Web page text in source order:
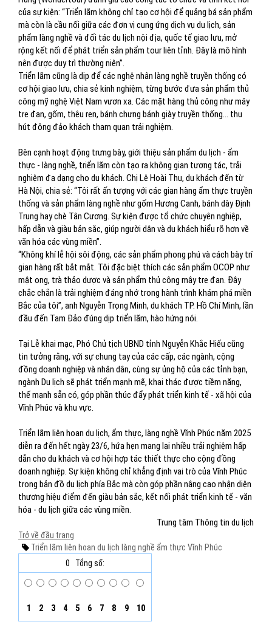
của sự kiện: “Triển lãm không chỉ tạo cơ hội để quảng bá sản phẩm
mà còn là cầu nối giữa các đơn vị cung ứng dịch vụ du lịch, sản
phẩm làng nghề và đối tác du lịch nội địa, quốc tế giao lưu, mở
rộng kết nối để phát triển sản phẩm tour liên tỉnh. Đây là mô hình
nên được duy trì thường niên”.
Triển lãm cũng là dịp để các nghệ nhân làng nghề truyền thống có
cơ hội giao lưu, chia sẻ kinh nghiệm, từng bước đưa sản phẩm thủ
công mỹ nghệ Việt Nam vươn xa. Các mặt hàng thủ công như mây
tre đan, gốm, thêu ren, bánh chưng bánh giày truyền thống… thu
hút đông đảo khách tham quan trải nghiệm.
Bên cạnh hoạt động trưng bày, giới thiệu sản phẩm du lịch - ẩm
thực - làng nghề, triển lãm còn tạo ra không gian tương tác, trải
nghiệm đa dạng cho du khách. Chị Lê Hoài Thu, du khách đến từ
Hà Nội, chia sẻ: “Tôi rất ấn tượng với các gian hàng ẩm thực truyền
thống và sản phẩm làng nghề như gốm Hương Canh, bánh dày Định
Trung hay chè Tân Cương. Sự kiện được tổ chức chuyên nghiệp,
hấp dẫn và giàu bản sắc, giúp người dân và du khách hiểu rõ hơn về
văn hóa các vùng miền”.
“Không khí lễ hội sôi động, các sản phẩm phong phú và cách bày trí
gian hàng rất bắt mắt. Tôi đặc biệt thích các sản phẩm OCOP như
mật ong, trà thảo dược và sản phẩm thủ công mây tre đan. Đây
chắc chắn là trải nghiệm đáng nhớ trong hành trình khám phá miền
Bắc của tôi”, anh Nguyễn Trọng Minh, du khách TP. Hồ Chí Minh, lần
đầu đến Tam Đảo đúng dịp triển lãm, hào hứng nói.
Tại Lễ khai mạc, Phó Chủ tịch UBND tỉnh Nguyễn Khắc Hiếu cũng
tin tưởng rằng, với sự chung tay của các cấp, các ngành, cộng
đồng doanh nghiệp và nhân dân, cùng sự ủng hộ của các tỉnh bạn,
ngành Du lịch sẽ phát triển mạnh mẽ, khai thác được tiềm năng,
thế mạnh sẵn có, góp phần thúc đẩy phát triển kinh tế - xã hội của
Vĩnh Phúc và khu vực.
Triển lãm liên hoan du lịch, ẩm thực, làng nghề Vĩnh Phúc năm 2025
diễn ra đến hết ngày 23/6, hứa hẹn mang lại nhiều trải nghiệm hấp
dẫn cho du khách và cơ hội hợp tác thiết thực cho cộng đồng
doanh nghiệp. Sự kiện không chỉ khẳng định vai trò của Vĩnh Phúc
trong bản đồ du lịch phía Bắc mà còn góp phần nâng cao nhận diện
thương hiệu điểm đến giàu bản sắc, kết nối phát triển kinh tế - văn
hóa - du lịch giữa các vùng miền.
Trung tâm Thông tin du lịch
Trở về đầu trang
Triển lãm liên hoan du lịch làng nghề ẩm thực Vĩnh Phúc
0
Tổng số:
1 2 3 4 5 6 7 8 9 10